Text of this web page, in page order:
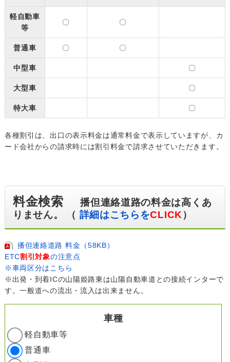
軽自動車
等
〇 〇
普通車 〇 〇
中型車 〇
大型車 〇
特大車 〇
各種割引は、出口の表示料金は通常料金で表示していますが、カ
ード会社からの請求時には割引料金で請求させていただきます。
料金検索播但連絡道路の料金は高くあ
りません。 （ 詳細はこちらをCLICK ）
播但連絡道路 料金（58KB）
ETC割引対象の注意点
※車両区分はこちら
※出発・到着ICの山陽姫路東は山陽自動車道との接続インターで
す。一般道への流出・流入は出来ません。
車種
軽自動車等
普通車